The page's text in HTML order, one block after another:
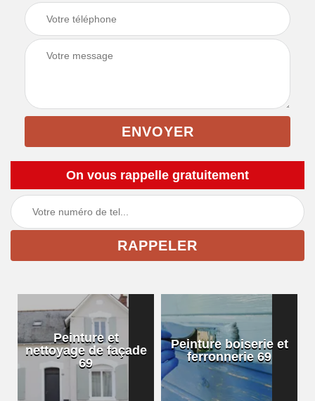
On vous rappelle gratuitement
Peinture et
nettoyage de façade
69
Peinture boiserie et
ferronnerie 69